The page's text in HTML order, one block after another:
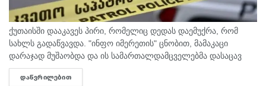
ქუთაისში დააკავეს პირი, რომელიც დედას დაემუქრა, რომ
სახლს გადაწვავდა. "ინფო იმერეთის" ცნობით, მამაკაცი
დარაჯად მუშაობდა და ის სამართალდამცველებმა დასაცავ
ობიექტზე აიყვანეს. შსს-ს ინფორმაციით, დაკავებულს
სისხლის სამართლის კოდექსის 11 პრიმა...
ᲓᲐᲬᲕᲠᲘᲚᲔᲑᲘᲗ